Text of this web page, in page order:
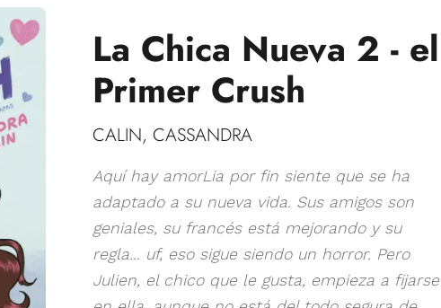
La Chica Nueva 2 - el
Primer Crush
CALIN, CASSANDRA
Aquí hay amorLia por fin siente que se ha
adaptado a su nueva vida. Sus amigos son
geniales, su francés está mejorando y su
regla... uf, eso sigue siendo un horror. Pero
Julien, el chico que le gusta, empieza a fijarse